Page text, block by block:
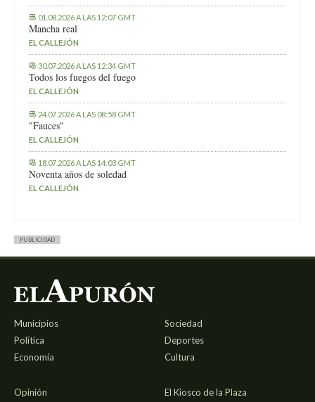
01.08.2026 A LAS 12:07 GMT
Mancha real
EL CALLEJÓN
30.07.2026 A LAS 12:34 GMT
Todos los fuegos del fuego
EL CALLEJÓN
24.07.2026 A LAS 08:58 GMT
"Fauces"
EL CALLEJÓN
18.07.2026 A LAS 14:03 GMT
Noventa años de soledad
EL CALLEJÓN
PUBLICIDAD
Municipios
Política
Economía
Sociedad
Deportes
Cultura
Opinión El Kiosco de la Plaza